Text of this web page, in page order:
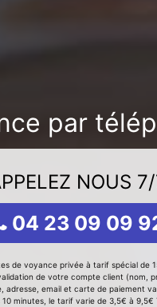
par
NOUS
04 23 09 09
de voyance privée à tarif spécial de
de votre compte client (nom,
adresse, email et carte de paiement
10 minutes, le tarif varie de 3,5€ à 9,5€